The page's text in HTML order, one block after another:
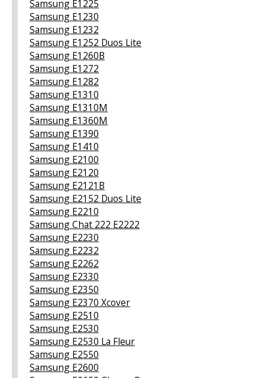
Samsung E1225
Samsung E1230
Samsung E1232
Samsung E1252 Duos Lite
Samsung E1260B
Samsung E1272
Samsung E1282
Samsung E1310
Samsung E1310M
Samsung E1360M
Samsung E1390
Samsung E1410
Samsung E2100
Samsung E2120
Samsung E2121B
Samsung E2152 Duos Lite
Samsung E2210
Samsung Chat 222 E2222
Samsung E2230
Samsung E2232
Samsung E2262
Samsung E2330
Samsung E2350
Samsung E2370 Xcover
Samsung E2510
Samsung E2530
Samsung E2530 La Fleur
Samsung E2550
Samsung E2600